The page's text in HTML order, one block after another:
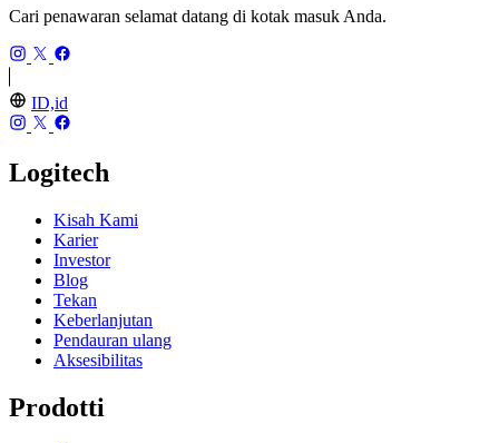
Cari penawaran selamat datang di kotak masuk Anda.
ID,id
Logitech
Kisah Kami
Karier
Investor
Blog
Tekan
Keberlanjutan
Pendauran ulang
Aksesibilitas
Prodotti